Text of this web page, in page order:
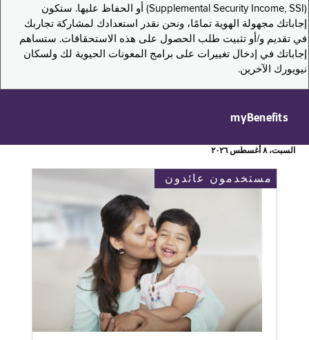
(Supplemental Security Income, SSI) أو الحفاظ عليها. ستكون
إجاباتك مجهولة الهوية تمامًا، ونحن نقدر استعدادك لمشاركة تجاربك
في تقديم و/أو تثبيت طلب الحصول على هذه الاستحقاقات. ستساهم
إجاباتك في إدخال تغييرات على برامج المعونات الحيوية لك ولسكان
نيويورك الآخرين.
myBenefits
السبت، ٨ أغسطس ٢٠٢٦
مستخدمون عائدون